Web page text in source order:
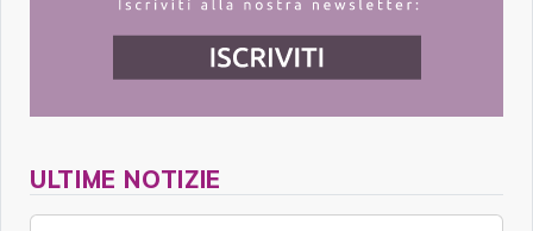
ULTIME NOTIZIE